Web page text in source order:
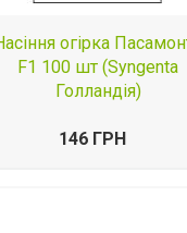
огірка
F1 100 шт (Syngenta
Голландія)
146 ГРН